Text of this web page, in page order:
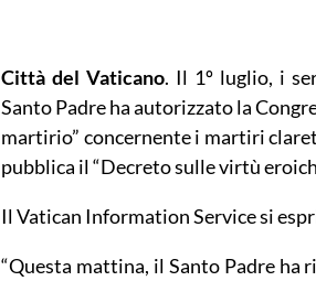
Città del Vaticano. Il 1º luglio, i
Santo Padre ha autorizzato la
martirio” concernente i martiri
pubblica il “Decreto sulle virtù
Il Vatican Information Service si
“Questa mattina, il Santo Padre ha